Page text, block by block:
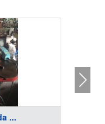
...